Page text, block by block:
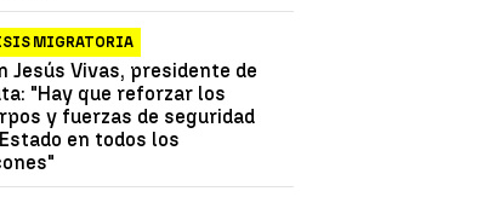
MIGRATORIA
Jesús Vivas, presidente de
"Hay que reforzar los
y fuerzas de seguridad
en todos los